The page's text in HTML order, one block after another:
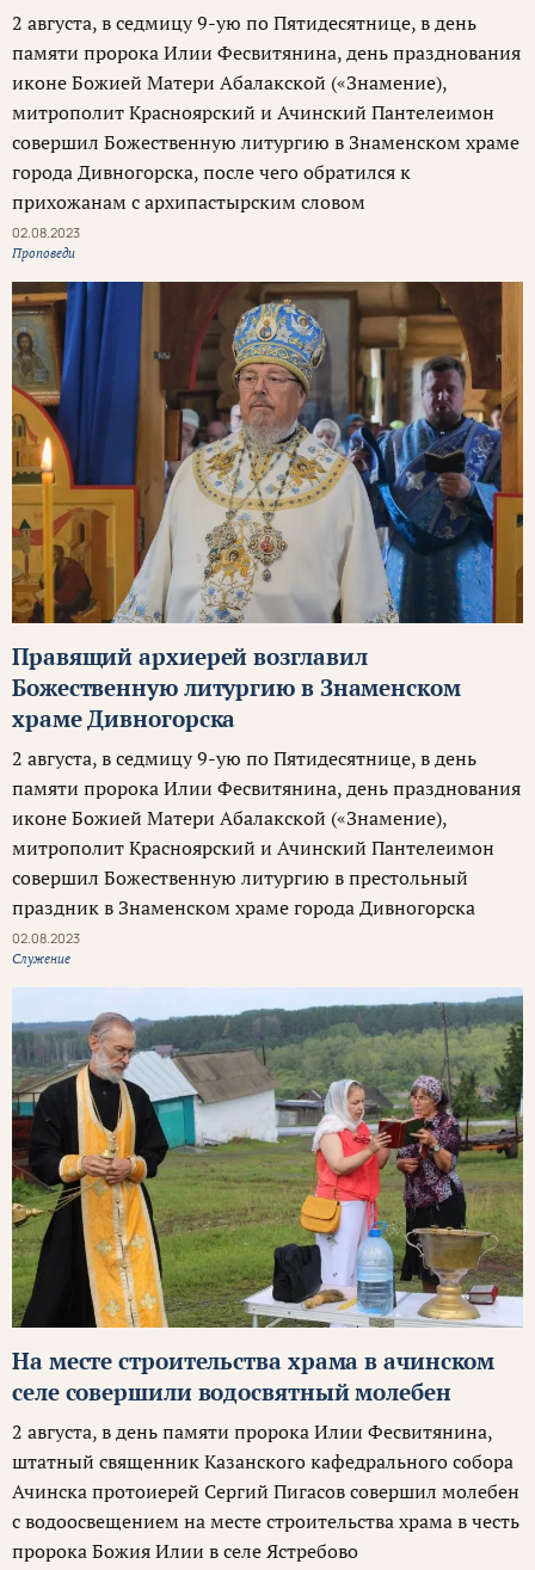
2 августа, в седмицу 9-ую по Пятидесятнице, в день
памяти пророка Илии Фесвитянина, день празднования
иконе Божией Матери Абалакской («Знамение),
митрополит Красноярский и Ачинский Пантелеимон
совершил Божественную литургию в Знаменском храме
города Дивногорска, после чего обратился к
прихожанам с архипастырским словом
02.08.2023
Проповеди
Правящий архиерей возглавил
Божественную литургию в Знаменском
храме Дивногорска
2 августа, в седмицу 9-ую по Пятидесятнице, в день
памяти пророка Илии Фесвитянина, день празднования
иконе Божией Матери Абалакской («Знамение),
митрополит Красноярский и Ачинский Пантелеимон
совершил Божественную литургию в престольный
праздник в Знаменском храме города Дивногорска
02.08.2023
Служение
На месте строительства храма в ачинском
селе совершили водосвятный молебен
2 августа, в день памяти пророка Илии Фесвитянина,
штатный священник Казанского кафедрального собора
Ачинска протоиерей Сергий Пигасов совершил молебен
с водоосвещением на месте строительства храма в честь
пророка Божия Илии в селе Ястребово